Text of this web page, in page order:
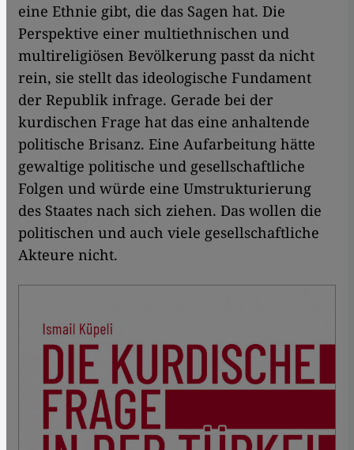
eine Ethnie gibt, die das Sagen hat. Die
Perspektive einer multiethnischen und
multireligiösen Bevölkerung passt da nicht
rein, sie stellt das ideologische Fundament
der Republik infrage. Gerade bei der
kurdischen Frage hat das eine anhaltende
politische Brisanz. Eine Aufarbeitung hätte
gewaltige politische und gesellschaftliche
Folgen und würde eine Umstrukturierung
des Staates nach sich ziehen. Das wollen die
politischen und auch viele gesellschaftliche
Akteure nicht.